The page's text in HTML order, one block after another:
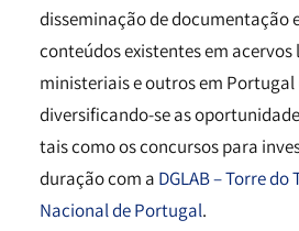
disseminação de documentação
conteúdos existentes em
ministeriais e outros em
diversificando-se as
tais como os concursos para
duração com a DGLAB – Torre do
Nacional de Portugal.